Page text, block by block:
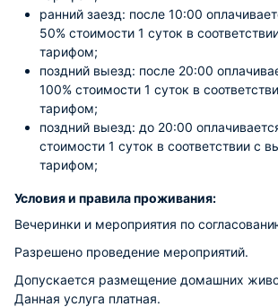
ранний заезд: после 10:00
50% стоимости 1 суток в
тарифом;
поздний выезд: после 20:00
100% стоимости 1 суток в
тарифом;
поздний выезд: до 20:00
стоимости 1 суток в соответствии с
тарифом;
Условия и правила проживания:
Вечеринки и мероприятия по
Разрешено проведение мероприятий.
Допускается размещение домашних
Данная услуга платная.